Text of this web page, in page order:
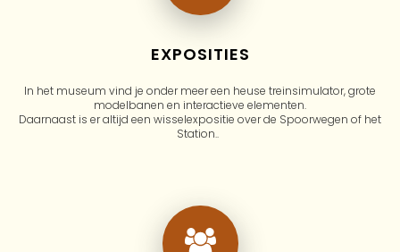
EXPOSITIES
In het museum vind je onder meer een heuse treinsimulator, grote
modelbanen en interactieve elementen.
Daarnaast is er altijd een wisselexpositie over de Spoorwegen of het
Station..